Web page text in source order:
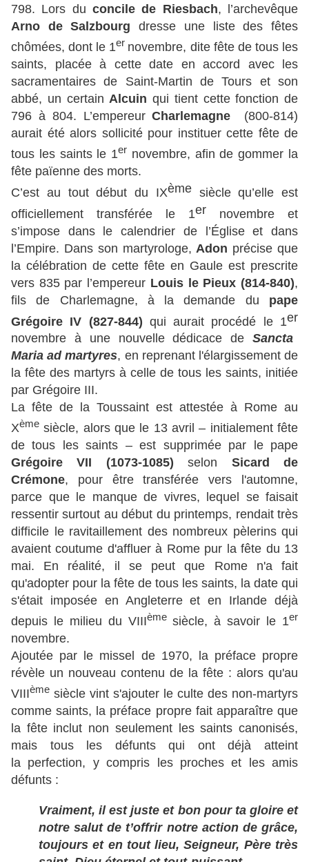
798. Lors du concile de Riesbach, l’archevêque
Arno de Salzbourg dresse une liste des fêtes
chômées, dont le 1er novembre, dite fête de tous les
saints, placée à cette date en accord avec les
sacramentaires de Saint-Martin de Tours et son
abbé, un certainAlcuin qui tient cette fonction de
796 à 804. L’empereurCharlemagne (800-814)
aurait été alors sollicité pour instituer cette fête de
tous les saints le 1er novembre, afin de gommer la
fête païenne des morts.
C’est au tout début du IXèmesiècle qu’elle est
officiellement transférée le 1er novembre et
s’impose dans le calendrier de l’Église et dans
l’Empire. Dans son martyrologe, Adon précise que
la célébration de cette fête en Gaule est prescrite
vers 835 par l’empereur Louis le Pieux (814-840),
fils de Charlemagne, à la demande du pape
Grégoire IV (827-844) qui aurait procédé le 1er
novembre à une nouvelle dédicace deSancta
Maria ad martyres, en reprenant l'élargissement de
la fête des martyrs à celle de tous les saints, initiée
par Grégoire III.
La fête de la Toussaint est attestée à Rome au
Xème siècle, alors que le 13 avril – initialement fête
de tous les saints – est supprimée par le pape
Grégoire VII (1073-1085) selon Sicard de
Crémone, pour être transférée vers l'automne,
parce que le manque de vivres, lequel se faisait
ressentir surtout au début du printemps, rendait très
difficile le ravitaillement des nombreux pèlerins qui
avaient coutume d'affluer à Rome pur la fête du 13
mai. En réalité, il se peut que Rome n'a fait
qu'adopter pour la fête de tous les saints, la date qui
s'était imposée en Angleterre et en Irlande déjà
depuis le milieu du VIIIèmesiècle, à savoir le 1er
novembre.
Ajoutée par le missel de 1970, la préface propre
révèle un nouveau contenu de la fête : alors qu'au
VIIIème siècle vint s'ajouter le culte des non-martyrs
comme saints, la préface propre fait apparaître que
la fête inclut non seulement les saints canonisés,
mais tous les défunts qui ontdéjà atteint
la perfection, y compris les proches et les amis
défunts :
Vraiment, il est juste et bon pour ta gloire et
notre salut de t’offrir notre action de grâce,
toujours et en tout lieu, Seigneur, Père très